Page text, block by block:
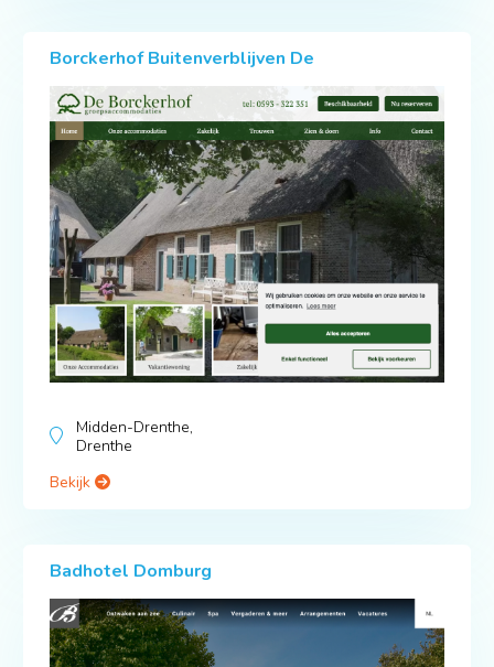
Borckerhof Buitenverblijven De
Midden-Drenthe,
Drenthe
Bekijk
Badhotel Domburg